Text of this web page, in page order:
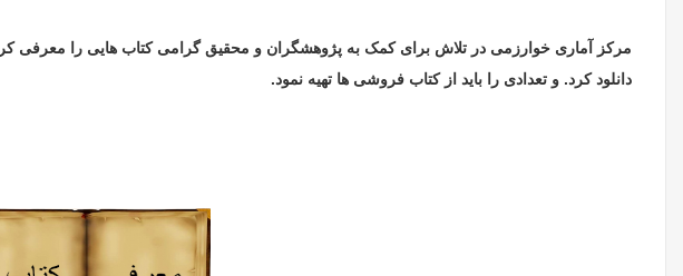
دانلود کرد. و تعدادی را باید از کتاب فروشی ها تهیه نمود.